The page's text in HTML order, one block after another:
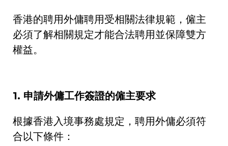
香港的聘用外傭聘用受相關法律規範，僱主
必須了解相關規定才能合法聘用並保障雙方
權益。
1. 申請外傭工作簽證的僱主要求
根據香港入境事務處規定，聘用外傭必須符
合以下條件：